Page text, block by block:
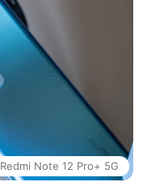
Redmi Note 12 Pro+ 5G